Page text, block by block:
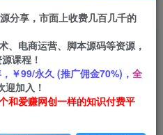
有效！试听权益包VIP
31日】
关注 私信
分享，市面上收费几百几千的
、电商运营、脚本源码等资源，
课程！
￥99/永久 (推广佣金70%)， 全
迎加入！
和爱赚网创一样的知识付费平